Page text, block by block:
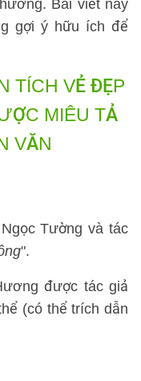
Bài viết này
gợi ý hữu ích để
TÍCH VẺ ĐẸP
MIÊU TẢ
VĂN
Tường và tác
".
được tác giả
(có thể trích dẫn